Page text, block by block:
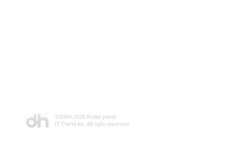
©2004-2026 Robin panel
IT Patrol inc. All right reserved.